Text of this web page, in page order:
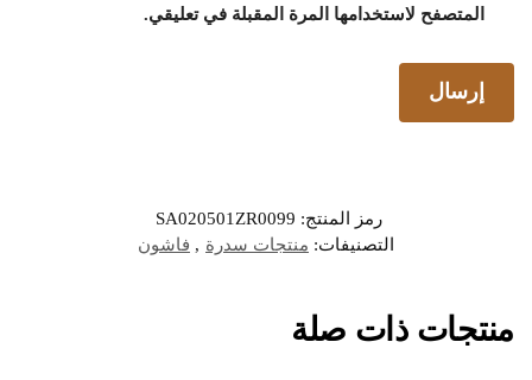
المتصفح لاستخدامها المرة المقبلة في تعليقي.
رمز المنتج: SA020501ZR0099
التصنيفات: منتجات سدرة , فاشون
منتجات ذات صلة